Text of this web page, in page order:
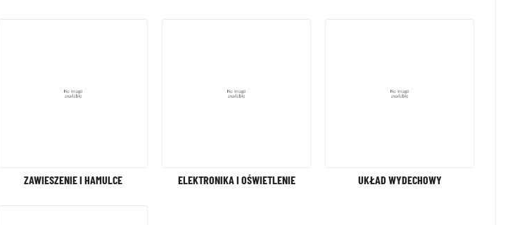
ZAWIESZENIE I HAMULCE ELEKTRONIKA I OŚWIETLENIE UKŁAD WYDECHOWY